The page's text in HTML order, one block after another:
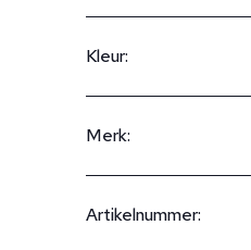
Kleur:
Merk:
Artikelnummer: